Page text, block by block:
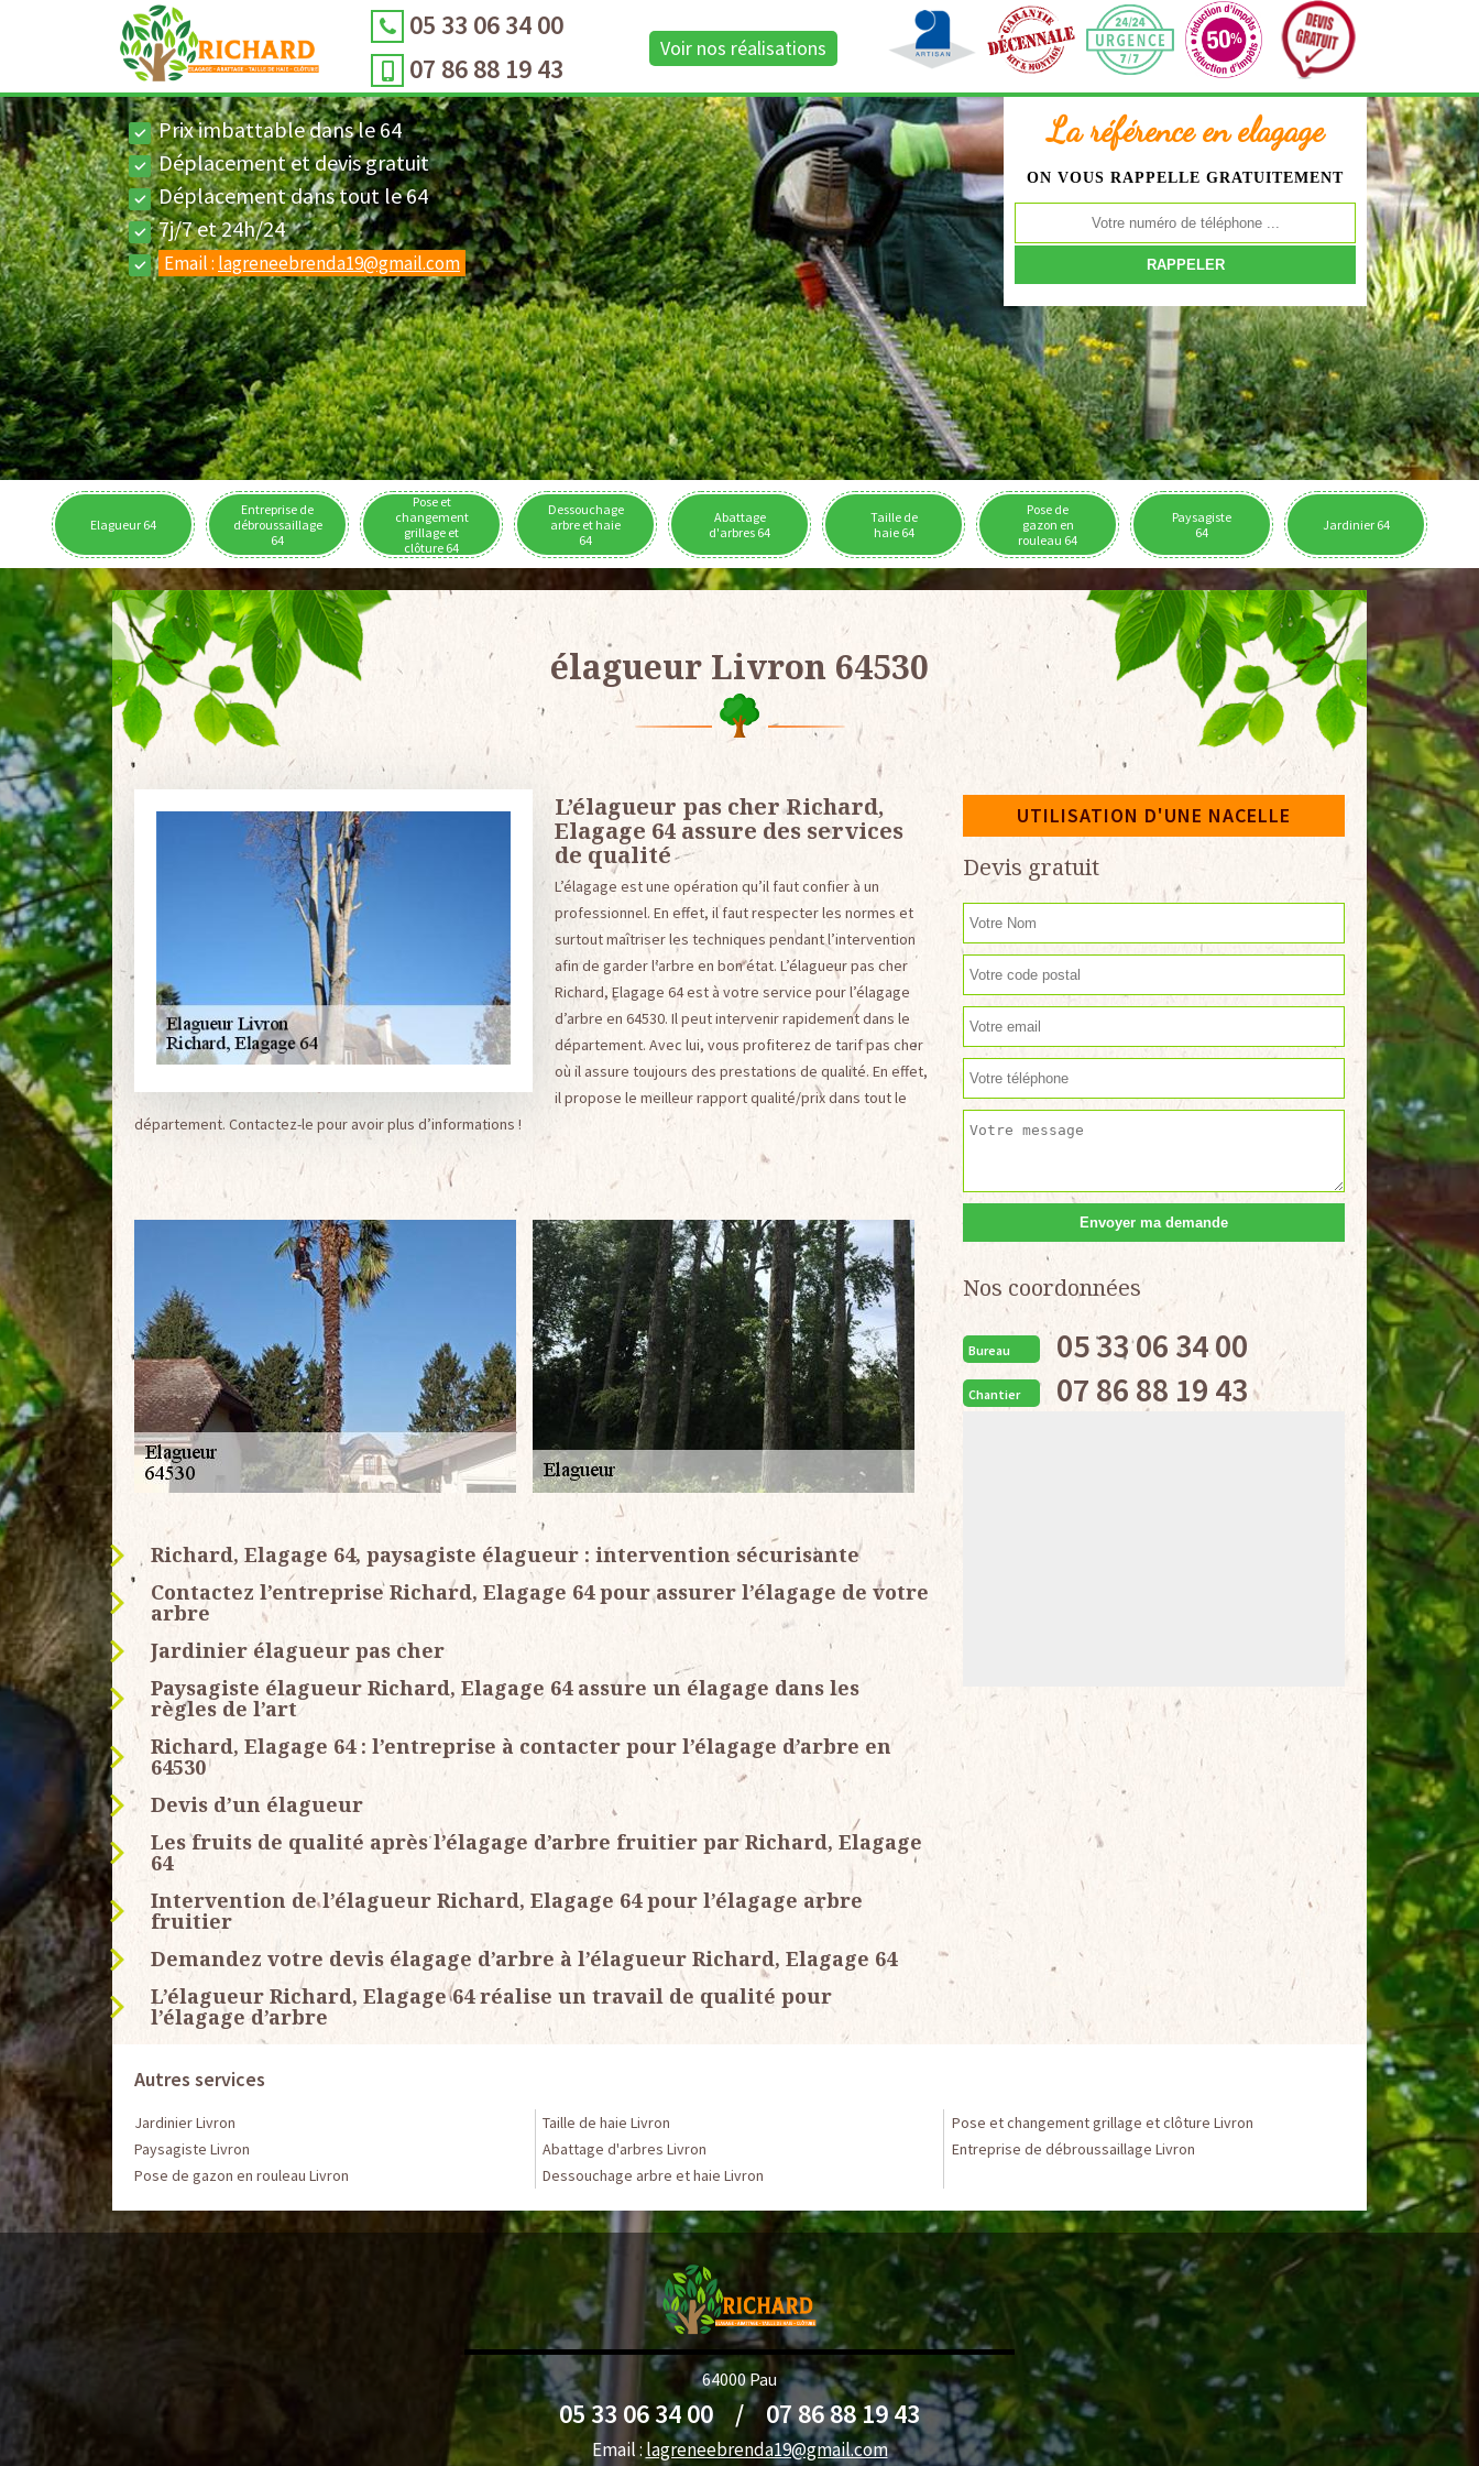
05 33 06 34 00
07 86 88 19 43
Voir nos réalisations
La référence en elagage
ON VOUS RAPPELLE GRATUITEMENT
Prix imbattable dans le 64
Déplacement et devis gratuit
Déplacement dans tout le 64
7j/7 et 24h/24
Email : lagreneebrenda19@gmail.com
Elagueur 64
Entreprise de
débroussaillage
64
Pose et
changement
grillage et
clôture 64
Dessouchage
arbre et haie
64
Abattage
d'arbres 64
Taille de
haie 64
Pose de
gazon en
rouleau 64
Paysagiste
64
Jardinier 64
élagueur Livron 64530
L’élagueur pas cher Richard,
Elagage 64 assure des services
de qualité
L’élagage est une opération qu’il faut confier à un
professionnel. En effet, il faut respecter les normes et
surtout maîtriser les techniques pendant l’intervention
afin de garder l’arbre en bon état. L’élagueur pas cher
Richard, Elagage 64 est à votre service pour l’élagage
d’arbre en 64530. Il peut intervenir rapidement dans le
département. Avec lui, vous profiterez de tarif pas cher
où il assure toujours des prestations de qualité. En effet,
il propose le meilleur rapport qualité/prix dans tout le
département. Contactez-le pour avoir plus d’informations !
Richard, Elagage 64, paysagiste élagueur : intervention sécurisante
Contactez l’entreprise Richard, Elagage 64 pour assurer l’élagage de votre
arbre
Jardinier élagueur pas cher
Paysagiste élagueur Richard, Elagage 64 assure un élagage dans les
règles de l’art
Richard, Elagage 64 : l’entreprise à contacter pour l’élagage d’arbre en
64530
Devis d’un élagueur
Les fruits de qualité après l’élagage d’arbre fruitier par Richard, Elagage
64
Intervention de l’élagueur Richard, Elagage 64 pour l’élagage arbre
fruitier
Demandez votre devis élagage d’arbre à l’élagueur Richard, Elagage 64
L’élagueur Richard, Elagage 64 réalise un travail de qualité pour
l’élagage d’arbre
UTILISATION D'UNE NACELLE
Devis gratuit
Nos coordonnées
Bureau 05 33 06 34 00
Chantier 07 86 88 19 43
Autres services
Jardinier Livron
Paysagiste Livron
Pose de gazon en rouleau Livron
Taille de haie Livron
Abattage d'arbres Livron
Dessouchage arbre et haie Livron
Pose et changement grillage et clôture Livron
Entreprise de débroussaillage Livron
64000 Pau
05 33 06 34 00 / 07 86 88 19 43
Email : lagreneebrenda19@gmail.com